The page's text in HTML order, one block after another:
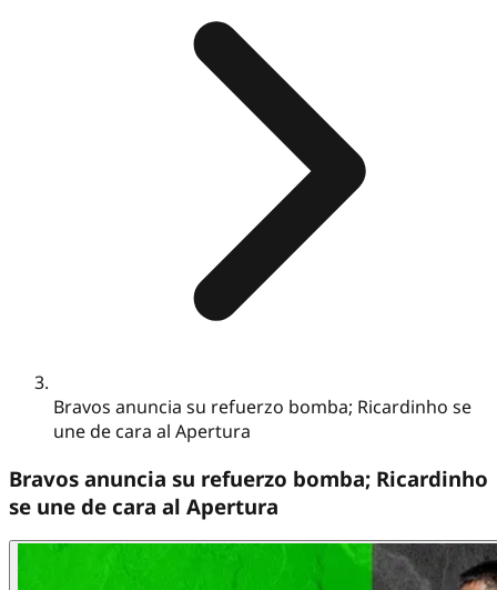
Bravos anuncia su refuerzo bomba; Ricardinho se
une de cara al Apertura
Bravos anuncia su refuerzo bomba; Ricardinho
se une de cara al Apertura